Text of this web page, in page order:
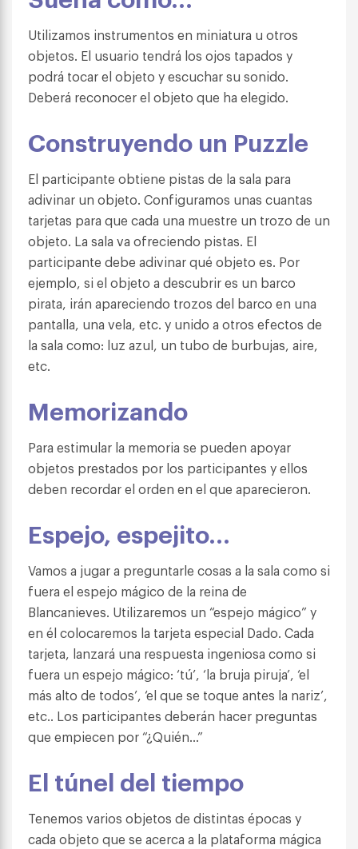
Utilizamos instrumentos en miniatura u otros
objetos. El usuario tendrá los ojos tapados y
podrá tocar el objeto y escuchar su sonido.
Deberá reconocer el objeto que ha elegido.
Construyendo un Puzzle
El participante obtiene pistas de la sala para
adivinar un objeto. Configuramos unas cuantas
tarjetas para que cada una muestre un trozo de un
objeto. La sala va ofreciendo pistas. El
participante debe adivinar qué objeto es. Por
ejemplo, si el objeto a descubrir es un barco
pirata, irán apareciendo trozos del barco en una
pantalla, una vela, etc. y unido a otros efectos de
la sala como: luz azul, un tubo de burbujas, aire,
etc.
Memorizando
Para estimular la memoria se pueden apoyar
objetos prestados por los participantes y ellos
deben recordar el orden en el que aparecieron.
Espejo, espejito…
Vamos a jugar a preguntarle cosas a la sala como si
fuera el espejo mágico de la reina de
Blancanieves. Utilizaremos un “espejo mágico” y
en él colocaremos la tarjeta especial Dado. Cada
tarjeta, lanzará una respuesta ingeniosa como si
fuera un espejo mágico: ‘tú’, ‘la bruja piruja’, ‘el
más alto de todos’, ‘el que se toque antes la nariz’,
etc.. Los participantes deberán hacer preguntas
que empiecen por “¿Quién…”
El túnel del tiempo
Tenemos varios objetos de distintas épocas y
cada objeto que se acerca a la plataforma mágica